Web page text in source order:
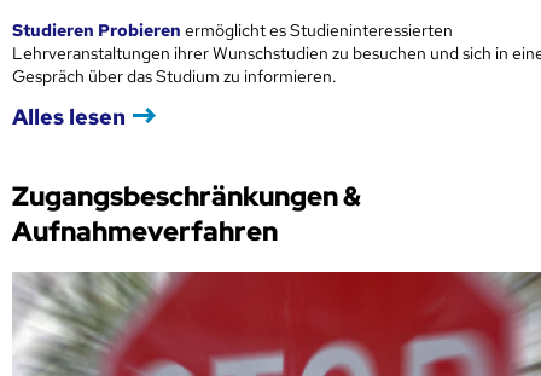
Studieren Probieren ermöglicht es Studieninteressierten
Lehrveranstaltungen ihrer Wunschstudien zu besuchen und sich in
Gespräch über das Studium zu informieren.
Alles lesen
Zugangsbeschränkungen &
Aufnahmeverfahren